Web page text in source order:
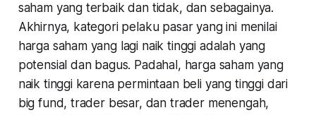
saham yang terbaik dan tidak, dan sebagainya.
Akhirnya, kategori pelaku pasar yang ini menilai
harga saham yang lagi naik tinggi adalah yang
potensial dan bagus. Padahal, harga saham yang
naik tinggi karena permintaan beli yang tinggi dari
big fund, trader besar, dan trader menengah,